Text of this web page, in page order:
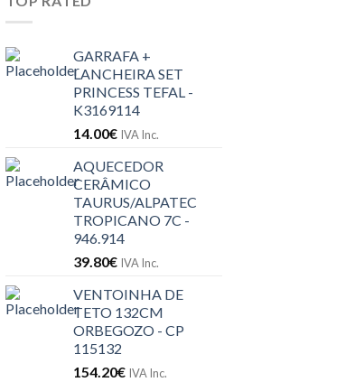
GARRAFA +
LANCHEIRA SET
PRINCESS TEFAL -
K3169114
14.00€ IVA Inc.
AQUECEDOR
CERÂMICO
TAURUS/ALPATEC
TROPICANO 7C -
946.914
39.80€ IVA Inc.
VENTOINHA DE
TETO 132CM
ORBEGOZO - CP
115132
154.20€ IVA Inc.